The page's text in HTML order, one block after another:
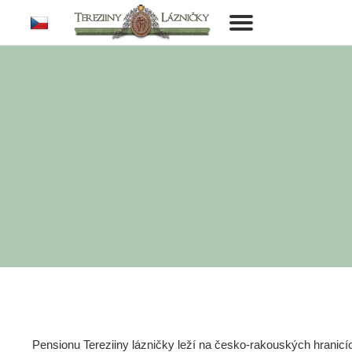
Toggle
Pensionu Tereziiny lázničky leží na česko-rakouských